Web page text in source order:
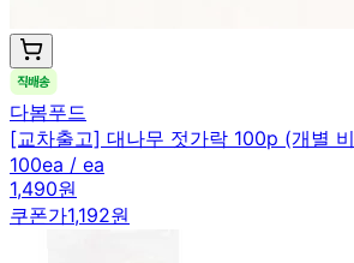
다봄푸드
[교차출고] 대나무 젓가락 100p (개별
100ea / ea
1,490원
쿠폰가1,192원